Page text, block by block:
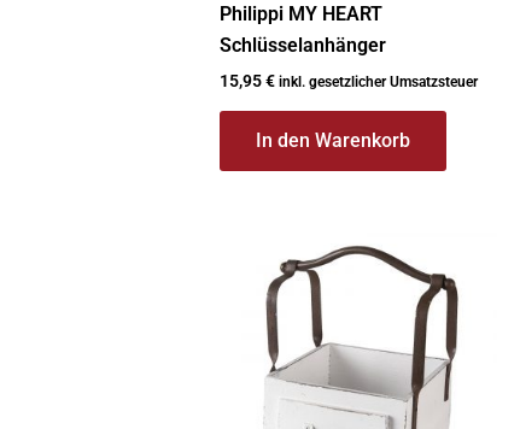
Philippi MY HEART
Schlüsselanhänger
15,95€ inkl. gesetzlicher Umsatzsteuer
In den Warenkorb